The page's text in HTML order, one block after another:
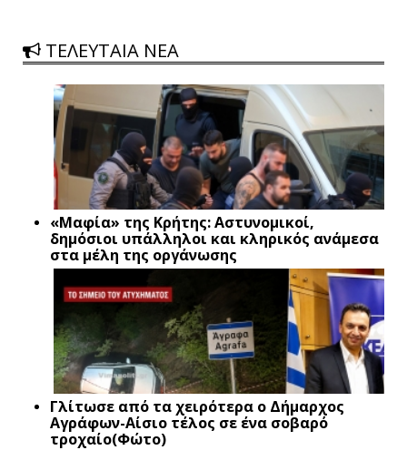
ΤΕΛΕΥΤΑΙΑ ΝΕΑ
«Μαφία» της Κρήτης: Αστυνομικοί,
δημόσιοι υπάλληλοι και κληρικός ανάμεσα
στα μέλη της οργάνωσης
Γλίτωσε από τα χειρότερα ο Δήμαρχος
Αγράφων-Αίσιο τέλος σε ένα σοβαρό
τροχαίο(Φώτο)